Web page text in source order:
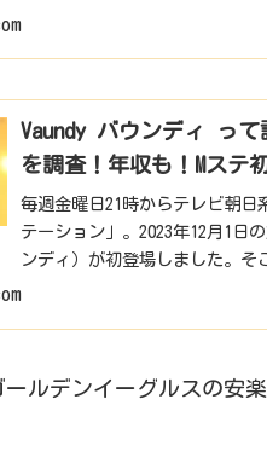
像・Twitter・イ...
Vaundy バウンディ っ
を調査！年収も！Mステ
毎週金曜日21時からテレビ朝日
テーション」。2023年12月1日
ンディ）が初登場しました。
者...
ルデンイーグルスの安